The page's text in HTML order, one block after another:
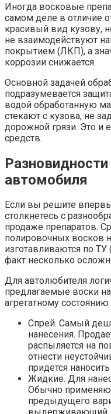
Иногда восковые
самом деле в отличие
красивый вид кузову,
не взаимодействуют
покрытием (ЛКП), а
коррозии снижается.
Основной задачей
подразумевается
водой обработанную
стекают с кузова, не
дорожной грязи. Это и
средств.
автомобиля
Если вы решите
столкнетесь с
продаже препаратов.
полировочных восков
изготавливаются по
факт несколько
Для автолюбителя
предлагаемые воски
агрегатному
Спрей. Самый
нанесения.
распыляется на
отнести
придется
Жидкие. Для
Обычно
предыдущего